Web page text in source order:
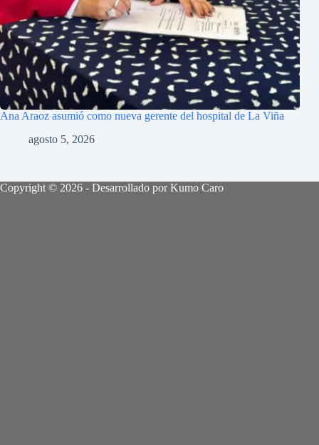
Ana Araoz asumió como nueva gerente del hospital de La Viña
agosto 5, 2026
Copyright © 2026 - Desarrollado por Kumo Caro